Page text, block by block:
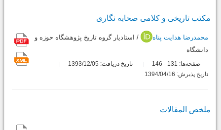
مکتب تاریخی و کلامی صحابه نگاری
محمدرضا هدایت پناه
/ استاديار گروه تاريخ پژوهشگاه حوزه و
دانشگاه
صفحه‌ها: 131
-
تاریخ دریافت: 1393/12/05
تاریخ پذیرش: 1394/04/16
ملخص المقالات